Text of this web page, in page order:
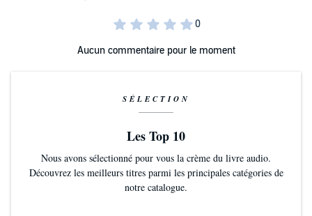
Aucun commentaire pour le moment
SÉLECTION
Les Top 10
Nous avons sélectionné pour vous la crème du livre audio.
Découvrez les meilleurs titres parmi les principales catégories de
notre catalogue.